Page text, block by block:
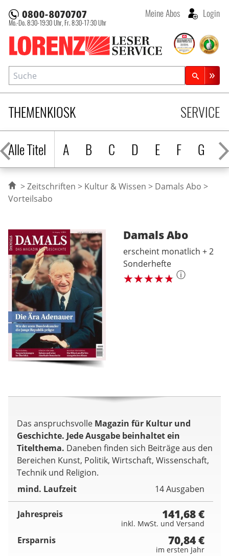
Lorenz Leserservice
Mo.-Do. 8:30-19:30 Uhr, Fr. 8:30-17:30 Uhr
Meine Abos Login
THEMENKIOSK
Alle Titel
A B C D E F G H
SERVICE
Suche
Zeitschriftensuche
Zeitschriften Kultur & Wissen
Damals Abo
Vorteilsabo
DamalsAbo
erscheint monatlich + 2
Sonderhefte
ⓘ
Das anspruchsvolle Magazin für Kultur und
Geschichte. Jede Ausgabe beinhaltet ein
Titelthema. Daneben finden sich Beiträge aus den
Bereichen Kunst, Politik, Wirtschaft, Wissenschaft,
Technik und Religion.
mind. Laufzeit
14 Ausgaben
Jahrespreis 141,68 €
inkl. MwSt. und Versand
Ersparnis 70,84 €
im ersten Jahr